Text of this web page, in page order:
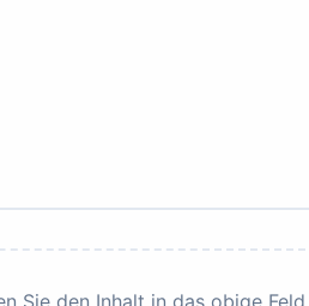
Sie den Inhalt in das obige Feld